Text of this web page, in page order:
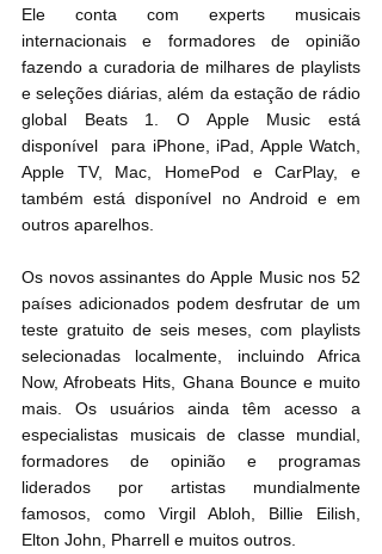
Ele conta com experts musicais
internacionais e formadores de opinião
fazendo a curadoria de milhares de playlists
e seleções diárias, além da estação de rádio
global Beats 1. O Apple Music está
disponível  para iPhone, iPad, Apple Watch,
Apple TV, Mac, HomePod e CarPlay, e
também está disponível no Android e em
outros aparelhos.
Os novos assinantes do Apple Music nos 52
países adicionados podem desfrutar de um
teste gratuito de seis meses, com playlists
selecionadas localmente, incluindo Africa
Now, Afrobeats Hits, Ghana Bounce e muito
mais. Os usuários ainda têm acesso a
especialistas musicais de classe mundial,
formadores de opinião e programas
liderados por artistas mundialmente
famosos, como Virgil Abloh, Billie Eilish,
Elton John, Pharrell e muitos outros.